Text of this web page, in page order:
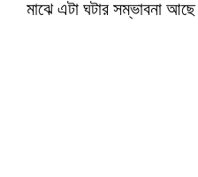
মাঝে এটা ঘটার সম্ভাবনা